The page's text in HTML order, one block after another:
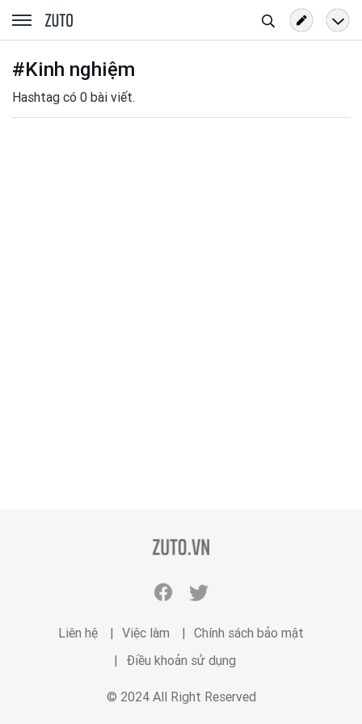
zuto.vn
kiếm
#Kinh nghiệm
Hashtag có 0 bài viết.
zuto.vn
© 2024 All Right Reserved
Liên hệ Việc làm
Chính sách bảo mật
Điều khoản sử dụng
Facebook
zuto.vn
Twitter
zuto.vn